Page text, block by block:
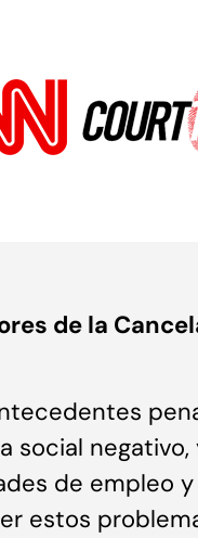
de la
social
de empleo
estos